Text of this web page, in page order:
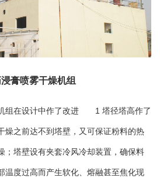
产线系列
列
膏喷雾干燥机组
组在设计中作了改进 1 塔径塔高作了
燥之前达不到塔壁，又可保证粉料的热
；塔壁设有夹套冷风冷却装置，确保料
温度过高而产生软化、熔融甚至焦化现